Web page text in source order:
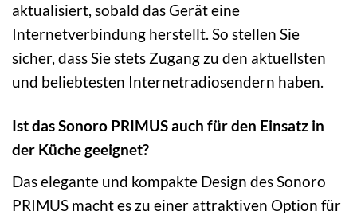
aktualisiert, sobald das Gerät eine
Internetverbindung herstellt. So stellen Sie
sicher, dass Sie stets Zugang zu den aktuellsten
und beliebtesten Internetradiosendern haben.
Ist das Sonoro PRIMUS auch für den Einsatz in
der Küche geeignet?
Das elegante und kompakte Design des Sonoro
PRIMUS macht es zu einer attraktiven Option für